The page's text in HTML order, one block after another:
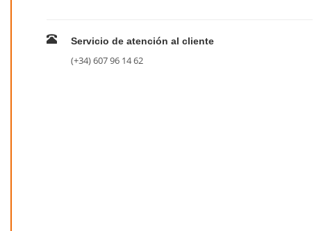
Servicio de atención al cliente
(+34) 607 96 14 62